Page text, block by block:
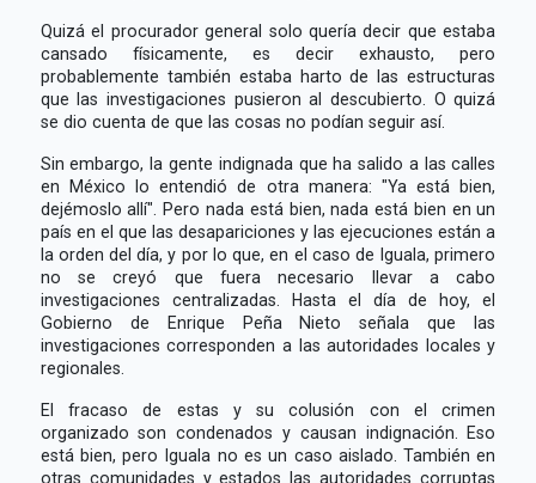
Quizá el procurador general solo quería decir que estaba
cansado físicamente, es decir exhausto, pero
probablemente también estaba harto de las estructuras
que las investigaciones pusieron al descubierto. O quizá
se dio cuenta de que las cosas no podían seguir así.
Sin embargo, la gente indignada que ha salido a las calles
en México lo entendió de otra manera: "Ya está bien,
dejémoslo allí". Pero nada está bien, nada está bien en un
país en el que las desapariciones y las ejecuciones están a
la orden del día, y por lo que, en el caso de Iguala, primero
no se creyó que fuera necesario llevar a cabo
investigaciones centralizadas. Hasta el día de hoy, el
Gobierno de Enrique Peña Nieto señala que las
investigaciones corresponden a las autoridades locales y
regionales.
El fracaso de estas y su colusión con el crimen
organizado son condenados y causan indignación. Eso
está bien, pero Iguala no es un caso aislado. También en
otras comunidades y estados las autoridades corruptas